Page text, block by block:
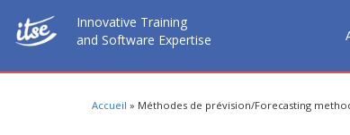
Innovative Training
and Software Expertise
Accueil » Méthodes de prévision/Forecasting